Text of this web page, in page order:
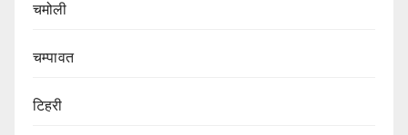
चमोली
चम्पावत
टिहरी